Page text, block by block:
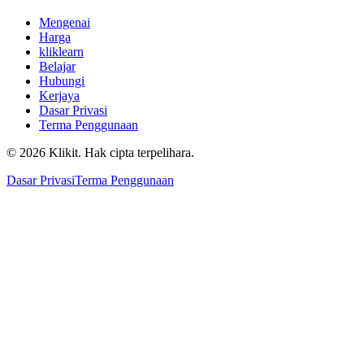
Mengenai
Harga
kliklearn
Belajar
Hubungi
Kerjaya
Dasar Privasi
Terma Penggunaan
© 2026 Klikit. Hak cipta terpelihara.
Dasar PrivasiTerma Penggunaan